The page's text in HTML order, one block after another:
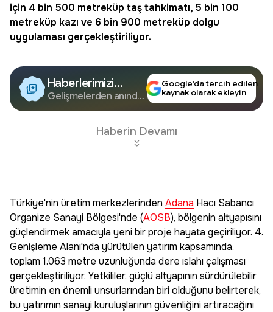
için 4 bin 500 metreküp taş tahkimatı, 5 bin 100
metreküp kazı ve 6 bin 900 metreküp dolgu
uygulaması gerçekleştiriliyor.
Haberlerimizi
Google'da Takip
Edin
Gelişmelerden anında
Google’da tercih edilen
kaynak olarak ekleyin
Haberin Devamı
Türkiye'nin üretim merkezlerinden Adana Hacı Sabancı
Organize Sanayi Bölgesi'nde (AOSB), bölgenin altyapısını
güçlendirmek amacıyla yeni bir proje hayata geçiriliyor. 4.
Genişleme Alanı'nda yürütülen yatırım kapsamında,
toplam 1.063 metre uzunluğunda dere ıslahı çalışması
gerçekleştiriliyor. Yetkililer, güçlü altyapının sürdürülebilir
üretimin en önemli unsurlarından biri olduğunu belirterek,
bu yatırımın sanayi kuruluşlarının güvenliğini artıracağını